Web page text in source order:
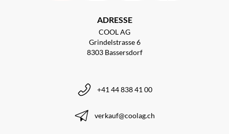
ADRESSE
COOL AG
Grindelstrasse 6
8303 Bassersdorf
+41 44 838 41 00
verkauf@coolag.ch